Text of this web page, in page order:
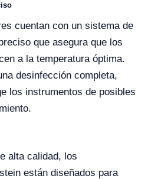
cuentan con un sistema de
que asegura que los
a la temperatura óptima.
desinfección completa,
los instrumentos de posibles
alta calidad, los
están diseñados para